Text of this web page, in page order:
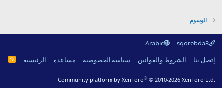
الوسوم
sqorebda3
Arabic
إتصل بنا
الشروط والقوانين سياسة الخصوصية مساعدة الرئيسية
R
Community platform by XenForo® © 2010-2026 XenForo Ltd.